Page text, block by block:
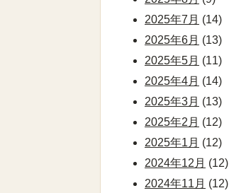
2025年7月 (14)
2025年6月 (13)
2025年5月 (11)
2025年4月 (14)
2025年3月 (13)
2025年2月 (12)
2025年1月 (12)
2024年12月 (12)
2024年11月 (12)